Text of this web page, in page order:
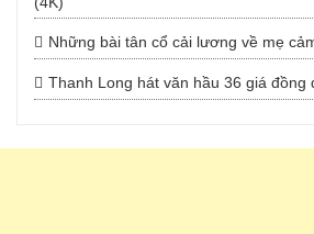
Những bài tân cổ cải lương về mẹ
Thanh Long hát văn hầu 36 giá đồng